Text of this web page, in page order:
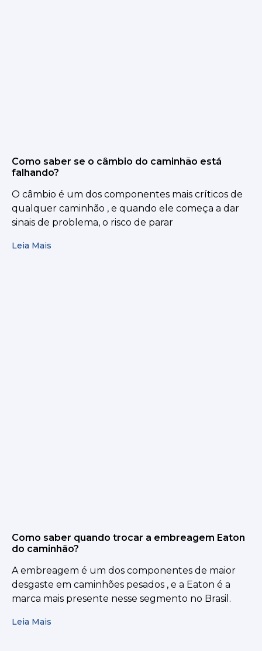
Como saber se o câmbio do caminhão está
falhando?
O câmbio é um dos componentes mais críticos de
qualquer caminhão , e quando ele começa a dar
sinais de problema, o risco de parar
Leia Mais
Como saber quando trocar a embreagem Eaton
do caminhão?
A embreagem é um dos componentes de maior
desgaste em caminhões pesados , e a Eaton é a
marca mais presente nesse segmento no Brasil.
Leia Mais